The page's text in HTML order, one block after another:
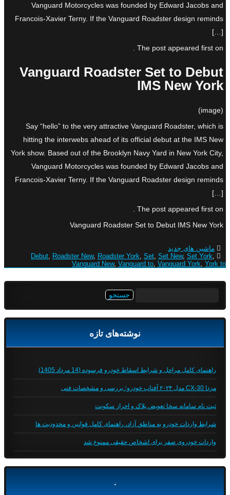
Vanguard Motorcycles was founded by Edward Jacobs and
Francois-Xavier Terny. If the Vanguard Roadster design reminds
[…]
The post appeared first on .
Vanguard Roadster Set to Debut
IMS New York
(image)
Say “hello” to the very attractive Vanguard Roadster, which is
hitting the interwebs ahead of its official debut at the IMS New
York show. Based out of the Brooklyn Navy Yard in New York City,
Vanguard Motorcycles was founded by Edward Jacobs and
Francois-Xavier Terny. If the Vanguard Roadster design reminds
[…]
The post appeared first on .
Vanguard Roadster Set to Debut IMS New York
ماشین های جدید
Debut
Roadster New, Roadster York Set Set New, Set York
Vanguard New, Vanguard to Vanguard York York to
نوشته‌های تازه
راهنمای کامل مراحل و شرایط اسقاط خودرو فرسوده (14 مرداد 1405)
مزدا CX-30 مدل ۲۰۲۴ آفتاب خودرو؛ بررسی و مشخصات فنی
ثبت نام سامانه سخا تعویض پلاک و احراز سکونت
شرایط واردات خودرو به مناطق آزاد، راهنمای کامل قوانین و محدودیت ها
واردات خودروی صفر برای اشخاص حقیقی ممنوع شد
.